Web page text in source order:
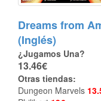
Dreams from
(Inglés)
¿Jugamos Una?
13.46€
Otras tiendas:
Dungeon Marvels